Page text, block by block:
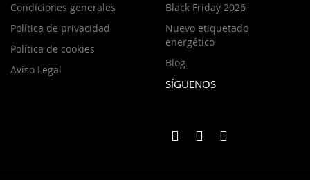
Condiciones generales
Política de privacidad
Política de cookies
Aviso Legal
Black Friday 2026
Nuevo etiquetado
energético
Blog
SÍGUENOS